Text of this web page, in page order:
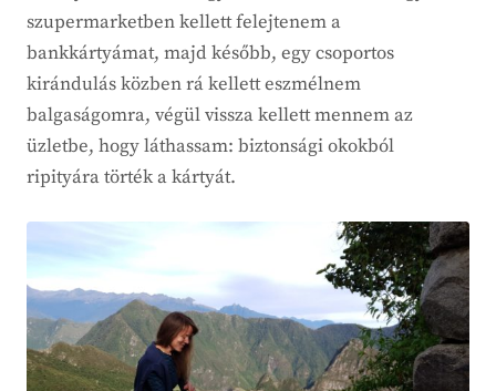
szupermarketben kellett felejtenem a
bankkártyámat, majd később, egy csoportos
kirándulás közben rá kellett eszmélnem
balgaságomra, végül vissza kellett mennem az
üzletbe, hogy láthassam: biztonsági okokból
ripityára törték a kártyát.